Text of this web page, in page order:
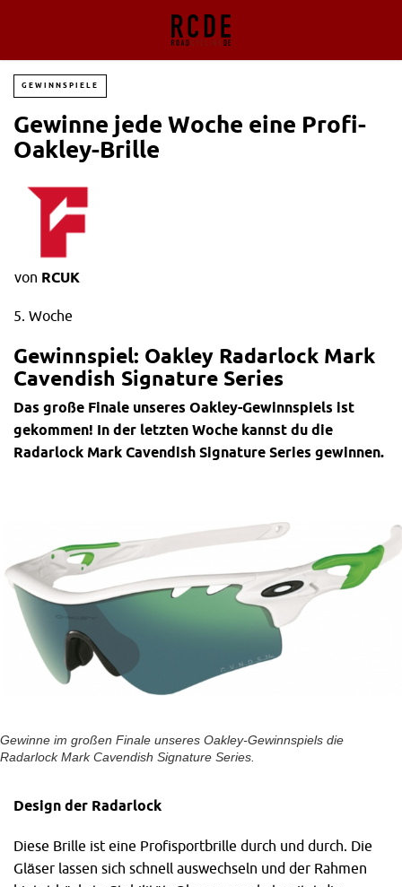
GEWINNSPIELE
Gewinne jede Woche eine Profi-
Oakley-Brille
von RCUK
5. Woche
Gewinnspiel: Oakley Radarlock Mark
Cavendish Signature Series
Das große Finale unseres Oakley-Gewinnspiels ist
gekommen! In der letzten Woche kannst du die
Radarlock Mark Cavendish Signature Series gewinnen.
Gewinne im großen Finale unseres Oakley-Gewinnspiels die
Radarlock Mark Cavendish Signature Series.
Design der Radarlock
Diese Brille ist eine Profisportbrille durch und durch. Die
Gläser lassen sich schnell auswechseln und der Rahmen